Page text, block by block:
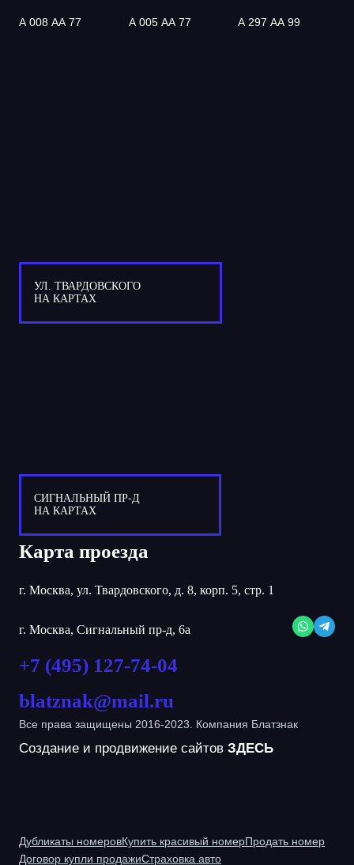
А 008 АА 77 А 005 АА 77 А 297 АА 99
УЛ. ТВАРДОВСКОГО
НА КАРТАХ
СИГНАЛЬНЫЙ ПР-Д
НА КАРТАХ
Карта проезда
г. Москва, ул. Твардовского, д. 8, корп. 5, стр. 1
г. Москва, Сигнальный пр-д, 6а
+7 (495) 127-74-04
blatznak@mail.ru
Все права защищены 2016-2023. Компания Блатзнак
Создание и продвижение сайтов ЗДЕСЬ
Дубликаты номеровКупить красивый номерПродать номер
Договор купли продажиСтраховка авто